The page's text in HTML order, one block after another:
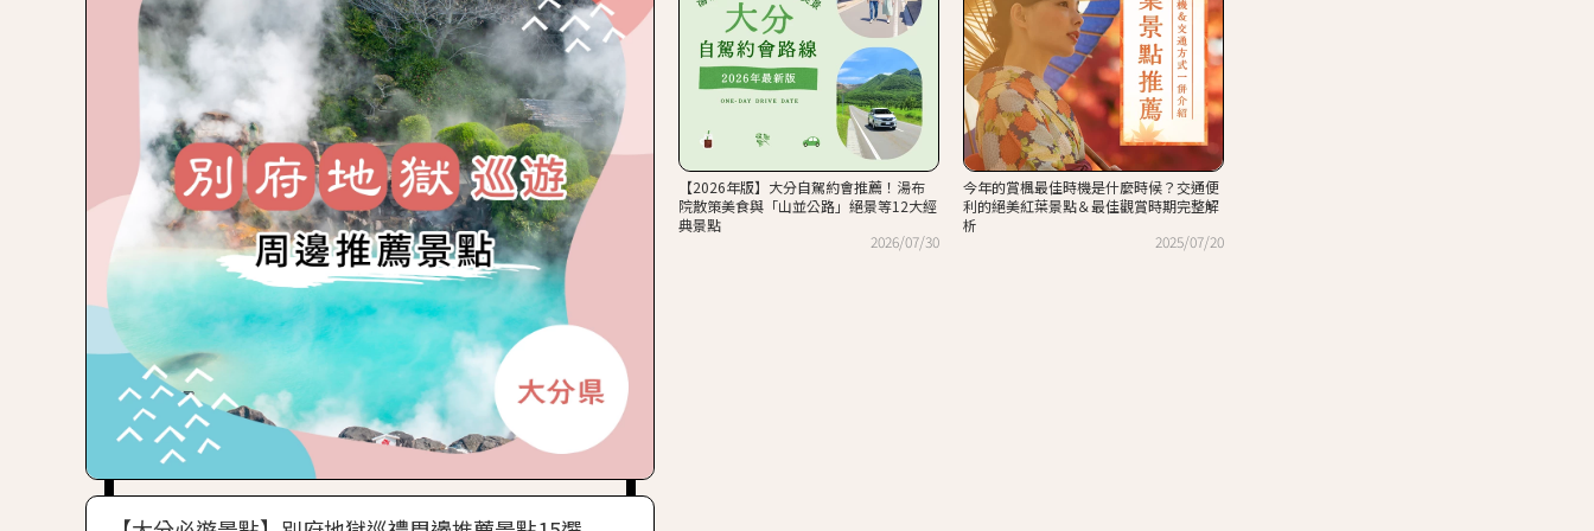
【2026年版】大分自駕約會推薦！湯布
院散策美食與「山並公路」絕景等12大經
典景點
2026/07/30
今年的賞楓最佳時機是什麼時候？交通便
利的絕美紅葉景點＆最佳觀賞時期完整解
析
2025/07/20